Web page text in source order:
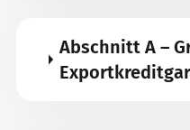
Abschnitt A –